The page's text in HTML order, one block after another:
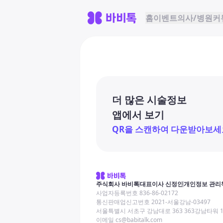
홈이벤트의사/병원커
더 많은 시술정보
앱에서 보기
QR을 스캔하여 다운받아보세
주식회사 바비톡대표이사 신정인개인정보 관리
사업자등록번호 836-86-02172
통신판매업신고번호 2021-서울강남-03497
서울특별시 서초구 강남대로 363 363강남타워
이메일 cs@babitalk.com